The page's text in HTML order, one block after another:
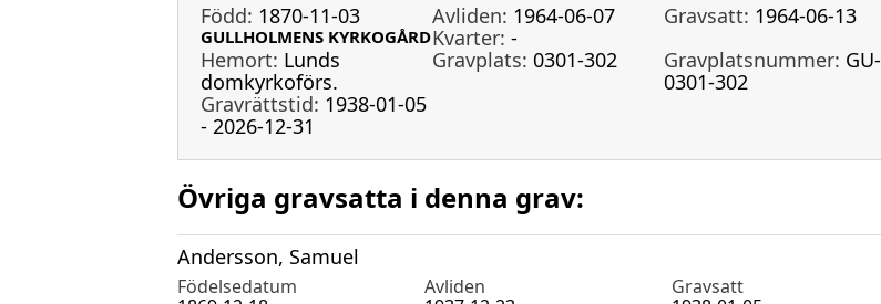
Född: 1870-11-03 Avliden: 1964-06-07 Gravsatt: 1964-06-13
GULLHOLMENS KYRKOGÅRDKvarter: -
Hemort: Lunds
domkyrkoförs.
Gravplats: 0301-302 Gravplatsnummer: GU-
0301-302
Gravrättstid: 1938-01-05
- 2026-12-31
Övriga gravsatta i denna grav:
Andersson, Samuel
Födelsedatum Avliden
Gravsatt